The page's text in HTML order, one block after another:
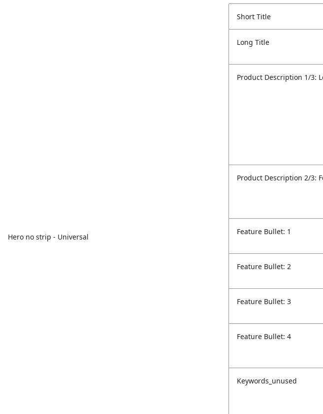
Hero no strip - Universal
Short Title
Long Title
Product Description 1/3:
Product Description 2/3:
Feature Bullet: 1
Feature Bullet: 2
Feature Bullet: 3
Feature Bullet: 4
Keywords_unused